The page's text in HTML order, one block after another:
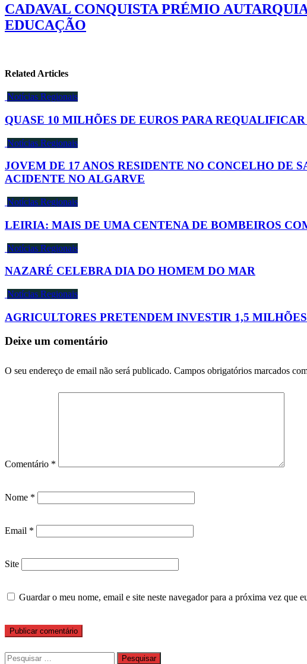
CADAVAL CONQUISTA PRÉMIO
EDUCAÇÃO
Related Articles
Notícias Regionais
QUASE 10 MILHÕES DE EUROS PARA
Notícias Regionais
JOVEM DE 17 ANOS RESIDENTE NO CONCELHO DE
ACIDENTE NO ALGARVE
Notícias Regionais
LEIRIA: MAIS DE UMA CENTENA DE BOMBEIROS
Notícias Regionais
NAZARÉ CELEBRA DIA DO HOMEM DO MAR
Notícias Regionais
AGRICULTORES PRETENDEM INVESTIR 1,5
Deixe um comentário
O seu endereço de email não será publicado. Campos obrigatórios marcados
Comentário *
Nome *
Email *
Site
Guardar o meu nome, email e site neste navegador para a próxima vez que
Pesquisar